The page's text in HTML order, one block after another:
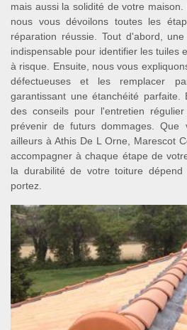
mais aussi la solidité de votre
nous vous dévoilons toutes les
réparation réussie. Tout d'abord,
indispensable pour identifier les tuiles
à risque. Ensuite, nous vous
défectueuses et les remplacer
garantissant une étanchéité parfaite.
des conseils pour l'entretien
prévenir de futurs dommages.
ailleurs à Athis De L Orne, Marescot
accompagner à chaque étape de
la durabilité de votre toiture
portez.